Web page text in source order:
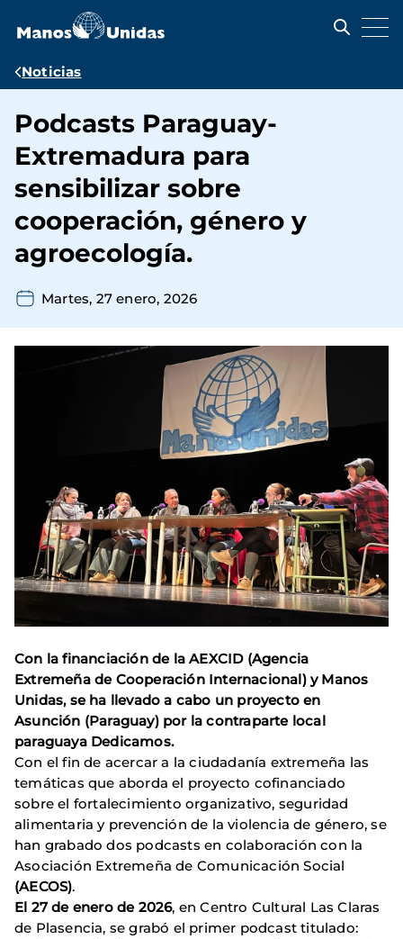
contenido
Ruta
navegación
Noticias
Podcasts Paraguay-
Extremadura para
sensibilizar sobre
cooperación, género y
agroecología.
Martes, 27 enero, 2026
Con la financiación de la AEXCID (Agencia
Extremeña de Cooperación Internacional) y Manos
Unidas, se ha llevado a cabo un proyecto en
Asunción (Paraguay) por la contraparte local
paraguaya Dedicamos.
Con el fin de acercar a la ciudadanía extremeña las
temáticas que aborda el proyecto cofinanciado
sobre el fortalecimiento organizativo, seguridad
alimentaria y prevención de la violencia de género, se
han grabado dos podcasts en colaboración con la
Asociación Extremeña de Comunicación Social
(AECOS).
El 27 de enero de 2026, en Centro Cultural Las Claras
de Plasencia, se grabó el primer podcast titulado: